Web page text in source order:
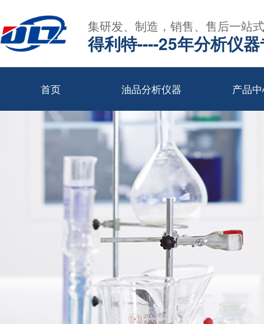
集研发、制造，销售、售后一站
得利特----25年分析仪
首页 油品分析仪器 产品